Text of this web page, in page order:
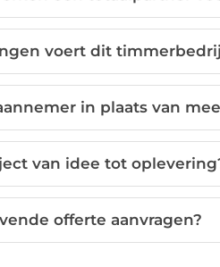
voert dit
in plaats van
van idee tot
offerte aanvragen?